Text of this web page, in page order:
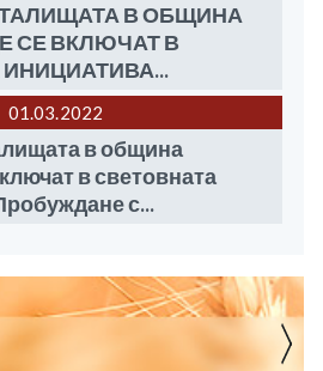
В ОБЩИНА
СЕ ВКЛЮЧАТ В
01.03 2022
в община
в световната
с...